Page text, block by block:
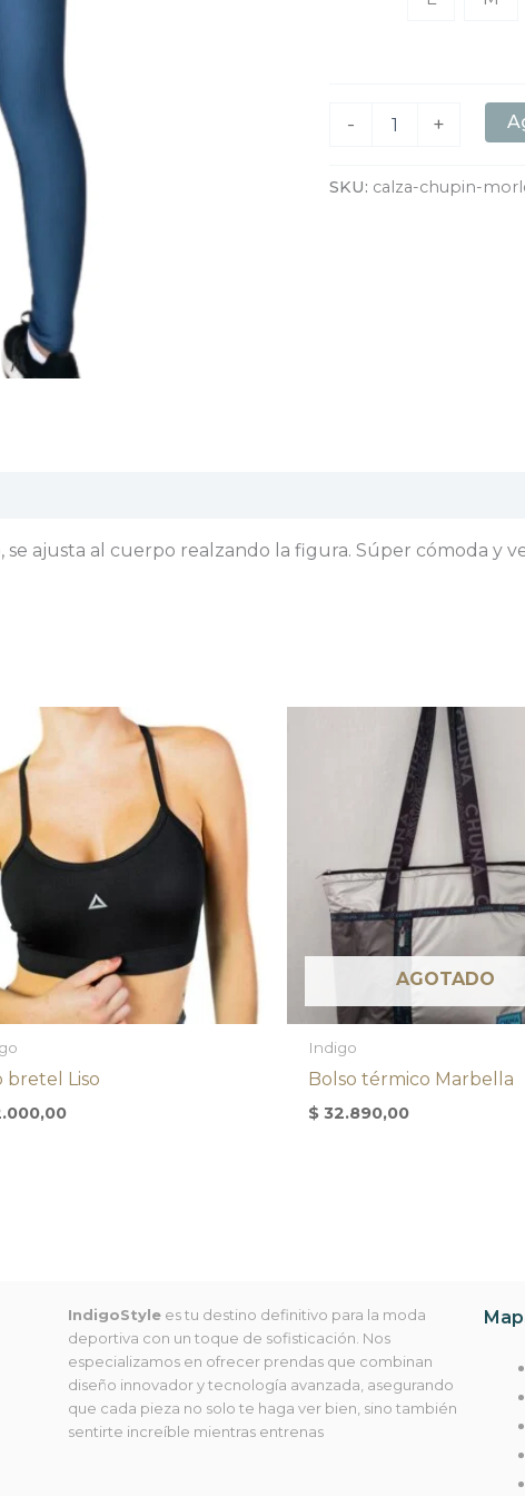
- +
SKU: calza-chupin-
ajusta al cuerpo realzando la figura. Súper cómoda y
bretel Liso
AGOTADO
Indigo
Bolso térmico Marbella
$ 32.890,00
IndigoStyle es tu destino definitivo para la moda
deportiva con un toque de sofisticación. Nos
especializamos en ofrecer prendas que combinan
diseño innovador y tecnología avanzada, asegurando
que cada pieza no solo te haga ver bien, sino también
sentirte increíble mientras entrenas